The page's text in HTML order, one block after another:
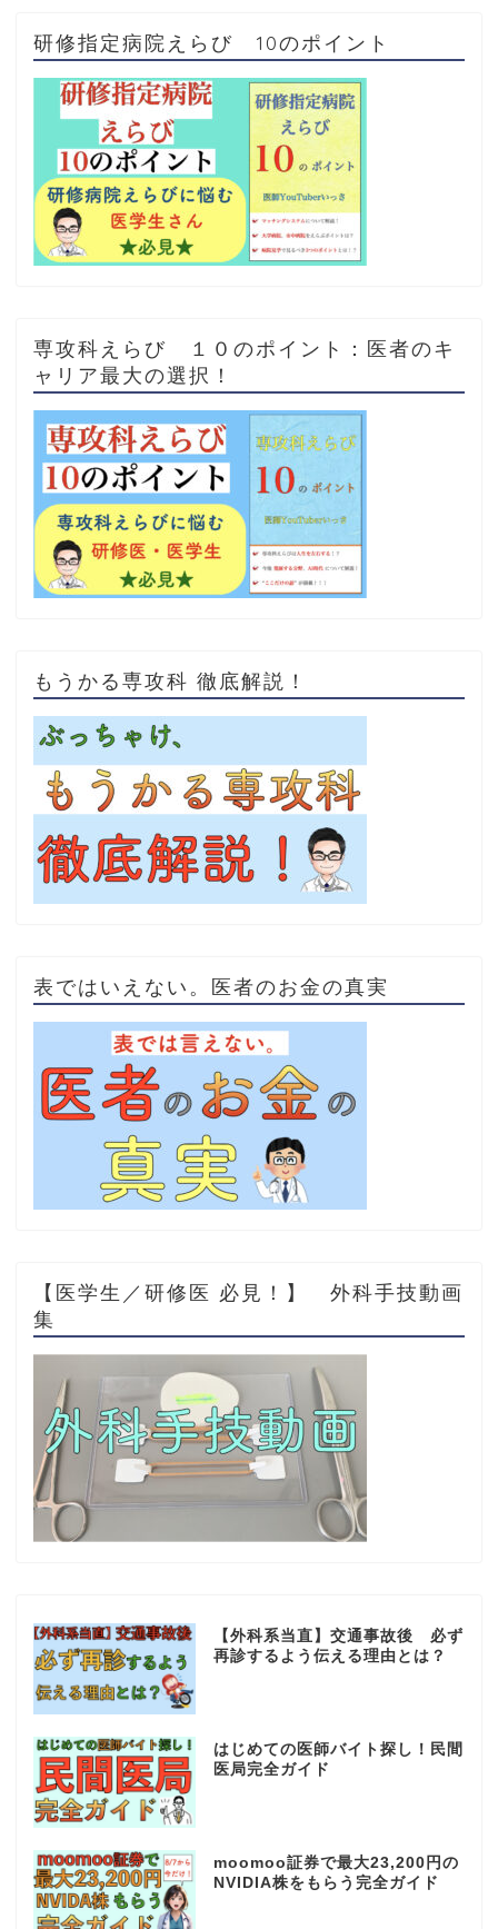
研修指定病院えらび 10のポイント
専攻科えらび １０のポイント：医者のキ
ャリア最大の選択！
もうかる専攻科 徹底解説！
表ではいえない。医者のお金の真実
【医学生／研修医 必見！】 外科手技動画
集
【外科系当直】交通事故後 必ず
再診するよう伝える理由とは？
はじめての医師バイト探し！民間
医局完全ガイド
moomoo証券で最大23,200円の
NVIDIA株をもらう完全ガイド